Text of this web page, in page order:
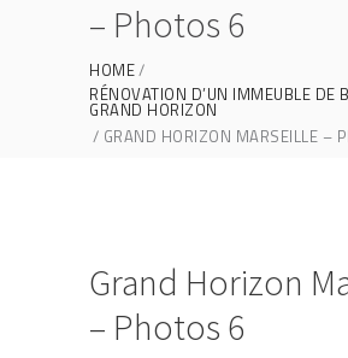
– Photos 6
HOME
RÉNOVATION D’UN IMMEUBLE DE
GRAND HORIZON
GRAND HORIZON MARSEILLE –
Grand Horizon
– Photos 6